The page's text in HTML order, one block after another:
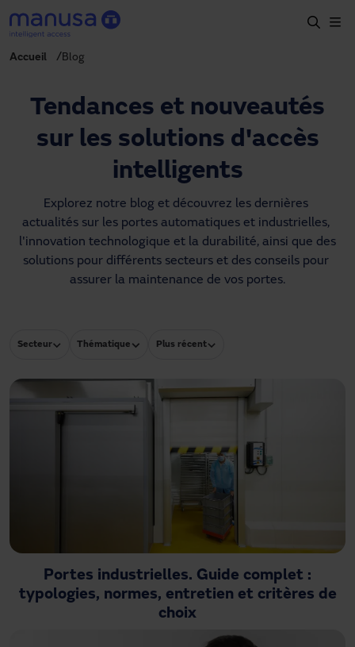
Aller au contenu principal
Produits et secteurs
Services
Projets
Blog
À propos de nous
Accueil Blog
Tendances et nouveautés
sur les solutions d'accès
intelligents
Explorez notre blog et découvrez les dernières
actualités sur les portes automatiques et industrielles,
l'innovation technologique et la durabilité, ainsi que des
solutions pour différents secteurs et des conseils pour
assurer la maintenance de vos portes.
Secteur Thématique Plus récent
Portes industrielles. Guide complet :
typologies, normes, entretien et critères de
choix